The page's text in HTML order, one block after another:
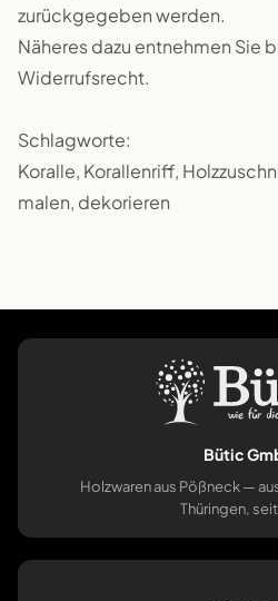
zurückgegeben werden.
Näheres dazu entnehmen Sie
Widerrufsrecht.
Schlagworte:
Koralle, Korallenriff,
malen, dekorieren
Bütic
Holzwaren aus Pößneck —
Thüringen,